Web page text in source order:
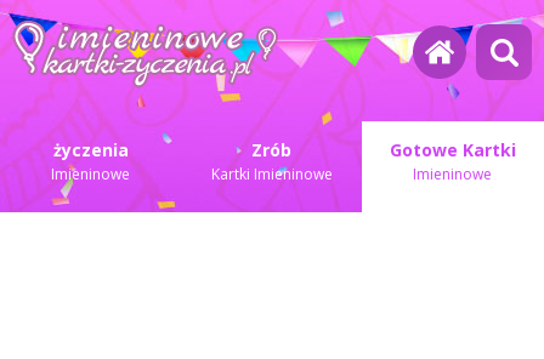
życzenia
Imieninowe
Zrób
Kartki Imieninowe
Gotowe Kartki
Imieninowe